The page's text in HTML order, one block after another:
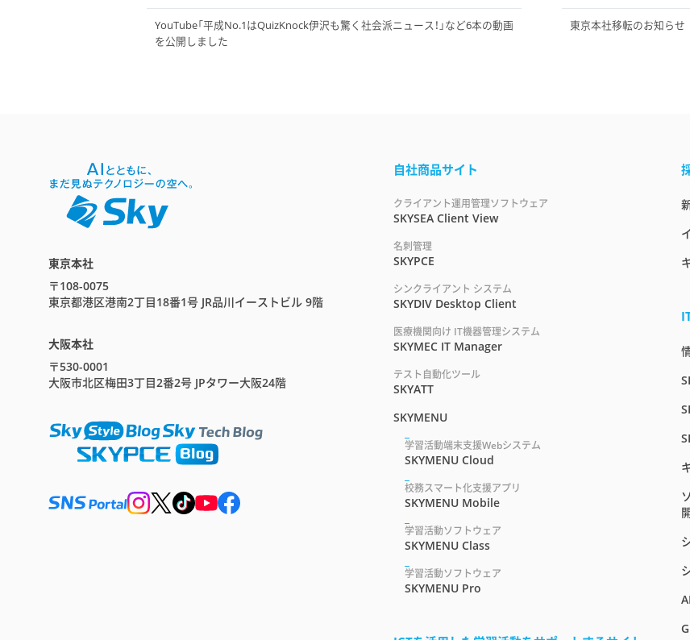
YouTube「平成No.1はQuizKnock伊沢も驚く社会派ニュース！」など6本の動画
を公開しました
東京本社移転のお知らせ
東京本社
〒108-0075
東京都港区港南2丁目18番1号 JR品川イーストビル 9階
大阪本社
〒530-0001
大阪市北区梅田3丁目2番2号 JPタワー大阪24階
自社商品サイト
クライアント運用管理ソフトウェア
SKYSEA Client View
名刺管理
SKYPCE
シンクライアント システム
SKYDIV Desktop Client
医療機関向け IT機器管理システム
SKYMEC IT Manager
テスト自動化ツール
SKYATT
SKYMENU
学習活動端末支援Webシステム
SKYMENU Cloud
校務スマート化支援アプリ
SKYMENU Mobile
学習活動ソフトウェア
SKYMENU Class
学習活動ソフトウェア
SKYMENU Pro